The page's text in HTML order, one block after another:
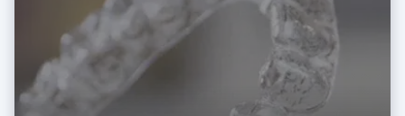
列支敦士登
Deutsch English
卢森堡
DeutschEnglish
罗马尼亚